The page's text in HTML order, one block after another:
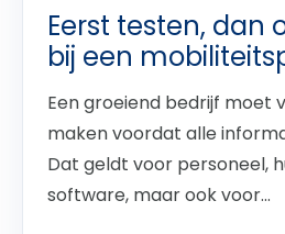
Eerst testen, dan
bij een
Een groeiend bedrijf moet
maken voordat alle
Dat geldt voor personeel,
software, maar ook voor...